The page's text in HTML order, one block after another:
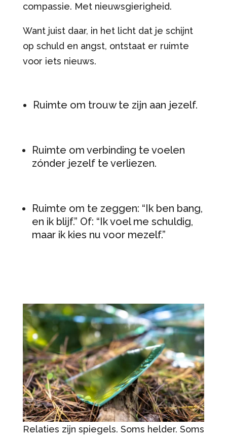
compassie. Met nieuwsgierigheid.
Want juist daar, in het licht dat je schijnt
op schuld en angst, ontstaat er ruimte
voor iets nieuws.
Ruimte om trouw te zijn aan jezelf.
Ruimte om verbinding te voelen
zónder jezelf te verliezen.
Ruimte om te zeggen: “Ik ben bang,
en ik blijf.” Of: “Ik voel me schuldig,
maar ik kies nu voor mezelf.”
Relaties zijn spiegels. Soms helder. Soms